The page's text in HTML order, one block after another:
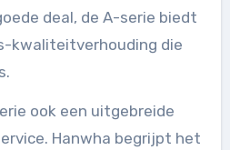
deal, de A-serie biedt
kwaliteitverhouding die
ook een uitgebreide
Hanwha begrijpt het